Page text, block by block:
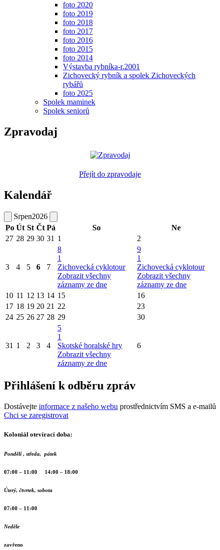
foto 2020
foto 2019
foto 2018
foto 2017
foto 2016
foto 2015
foto 2014
Výstavba rybníka-r.2001
Zichovecký rybník a spolek Zichoveckých
rybářů
foto 2025
Spolek maminek
Spolek seniorů
Zpravodaj
Přejít do zpravodaje
Kalendář
Srpen2026
Po Út St Čt Pá So
Ne
27 28 29 30 31 1 2
3 4 5 6 7
8
1
Zichovecká cyklotour
Zobrazit všechny
záznamy ze dne
9
1
Zichovecká cyklotour
Zobrazit všechny
záznamy ze dne
10 11 12 13 14 15
16
17 18 19 20 21 22
23
24 25 26 27 28 29 30
31 1 2 3 4
5
1
Skotské horalské hry
Zobrazit všechny
záznamy ze dne
6
Přihlášení k odběru zpráv
Dostávejte informace z našeho webu prostřednictvím SMS a e-mailů
Chci se zaregistrovat
Koloniál otevírací doba:
Pondělí , středa, pátek
07:00 – 11:00 14:00 – 18:00
Úterý, čtvrtek, sobota
07:00 – 11:00
Neděle
zavřeno